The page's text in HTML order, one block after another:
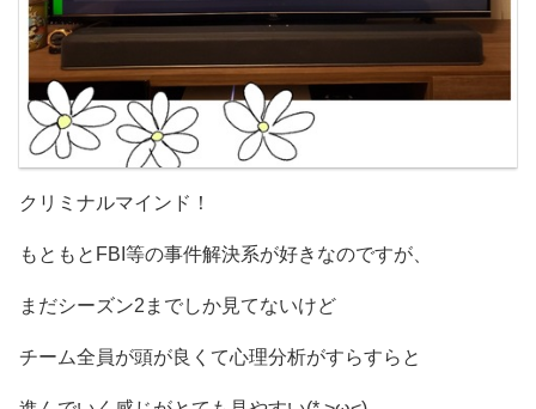
クリミナルマインド！
もともとFBI等の事件解決系が好きなのですが、
まだシーズン2までしか見てないけど
チーム全員が頭が良くて心理分析がすらすらと